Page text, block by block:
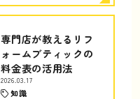
専門店が教えるリフ
ォームブティックの
料金表の活用法
2026.03.17
知識